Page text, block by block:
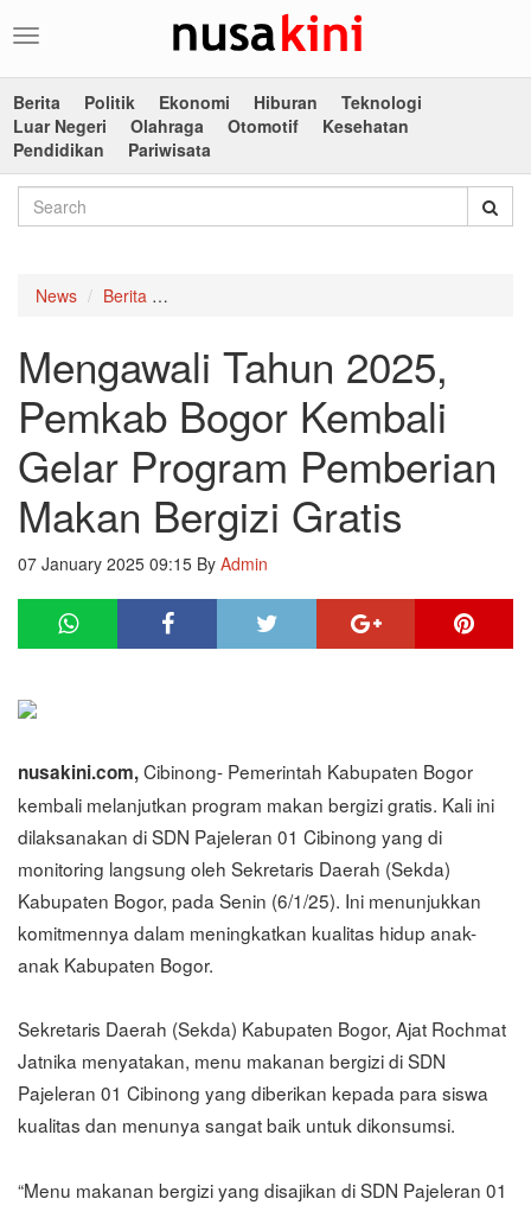
Toggle
Berita
Politik Ekonomi Hiburan
Teknologi
Luar Negeri
Olahraga Otomotif
Kesehatan
Pendidikan
Pariwisata
News Berita
Mengawali Tahun 2025,
Pemkab Bogor Kembali
Gelar Program Pemberian
Makan Bergizi Gratis
07 January 2025 09:15 By Admin
nusakini.com,Cibinong- Pemerintah Kabupaten Bogor
kembali melanjutkan program makan bergizi gratis. Kali ini
dilaksanakan di SDN Pajeleran 01 Cibinong yang di
monitoring langsung oleh Sekretaris Daerah (Sekda)
Kabupaten Bogor, pada Senin (6/1/25). Ini menunjukkan
komitmennya dalam meningkatkan kualitas hidup anak-
anak Kabupaten Bogor.
Sekretaris Daerah (Sekda) Kabupaten Bogor, Ajat Rochmat
Jatnika menyatakan, menu makanan bergizi di SDN
Pajeleran 01 Cibinong yang diberikan kepada para siswa
kualitas dan menunya sangat baik untuk dikonsumsi.
“Menu makanan bergizi yang disajikan di SDN Pajeleran 01